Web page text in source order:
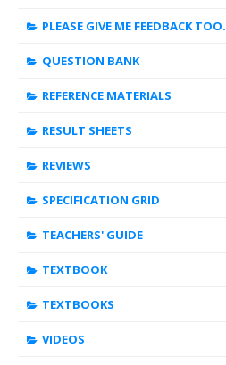
PLEASE GIVE ME FEEDBACK TOO.
QUESTION BANK
REFERENCE MATERIALS
RESULT SHEETS
REVIEWS
SPECIFICATION GRID
TEACHERS' GUIDE
TEXTBOOK
TEXTBOOKS
VIDEOS